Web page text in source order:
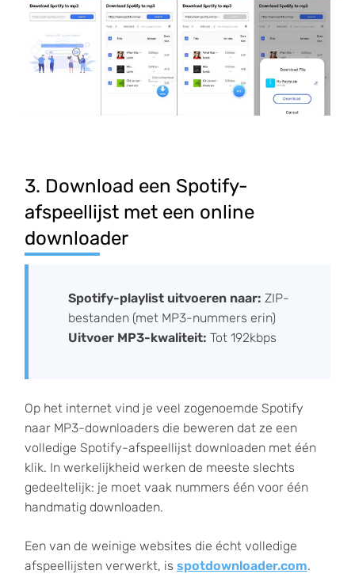
3. Download een Spotify-
afspeellijst met een online
downloader
Spotify-playlist uitvoeren naar: ZIP-
bestanden (met MP3-nummers erin)
Uitvoer MP3-kwaliteit: Tot 192kbps
Op het internet vind je veel zogenoemde Spotify
naar MP3-downloaders die beweren dat ze een
volledige Spotify-afspeellijst downloaden met één
klik. In werkelijkheid werken de meeste slechts
gedeeltelijk: je moet vaak nummers één voor één
handmatig downloaden.
Een van de weinige websites die écht volledige
afspeellijsten verwerkt, is spotdownloader.com.